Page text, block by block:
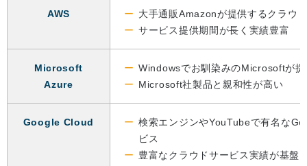
AWS
大手通販Amazonが提供するクラウ
サービス提供期間が長く実績豊富
Microsoft
Azure
Windowsでお馴染みのMicrosoftが
Microsoft社製品と親和性が高い
Google Cloud
検索エンジンやYouTubeで有名な
ビス
豊富なクラウドサービス実績が基盤